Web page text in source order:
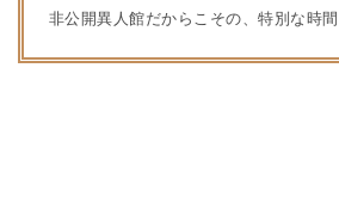
非公開異人館だからこその、特別な時間